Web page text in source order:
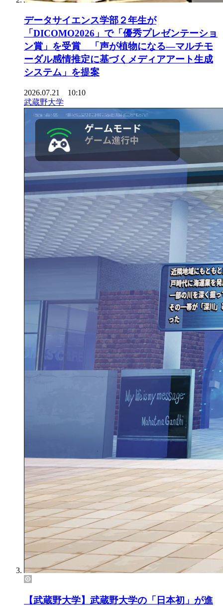
データサイエンス学部２年生が
「DICOMO2026」で「優秀プレゼンテーショ
ン賞」を受賞 「声が植物になる―マルチモ
ーダル感情推定に基づくメディアアート生成
システム」を提案
2026.07.21 10:10
武蔵野大学
【武蔵野大学】武蔵野大学の「日本初」が進